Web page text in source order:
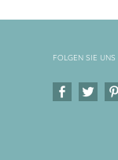
FOLGEN SIE UNS